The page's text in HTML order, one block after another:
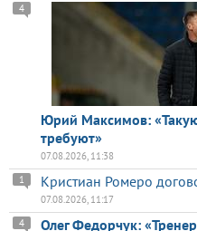
Юрий Максимов:
требуют»
4
07.08.2026, 11:38
Кристиан Ромеро
1
07.08.2026, 11:17
Олег Федорчук:
4